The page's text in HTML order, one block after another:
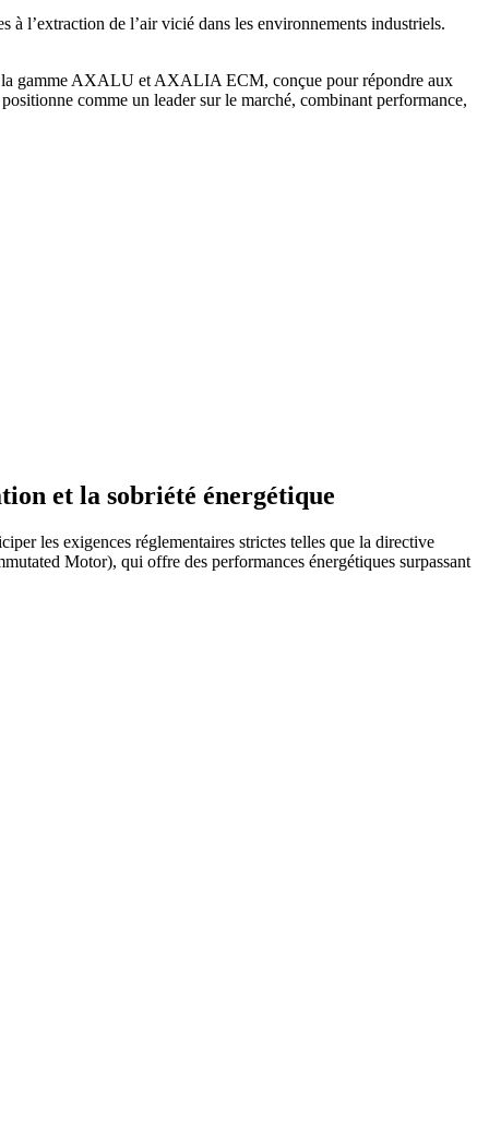
l’extraction de l’air vicié dans les environnements industriels.
la gamme AXALU et AXALIA ECM, conçue pour répondre aux
comme un leader sur le marché, combinant performance,
et la sobriété énergétique
les exigences réglementaires strictes telles que la directive
Motor), qui offre des performances énergétiques surpassant